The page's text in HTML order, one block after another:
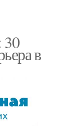
30
в